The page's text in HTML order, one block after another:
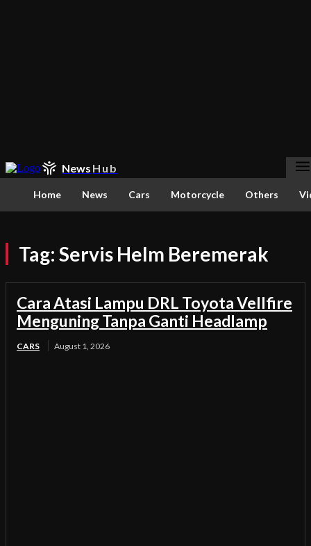
News Hub
Home News Cars Motorcycle Others
Tag: Servis Helm Beremerak
Cara Atasi Lampu DRL Toyota Vellfire
Menguning Tanpa Ganti Headlamp
CARS August 1, 2026